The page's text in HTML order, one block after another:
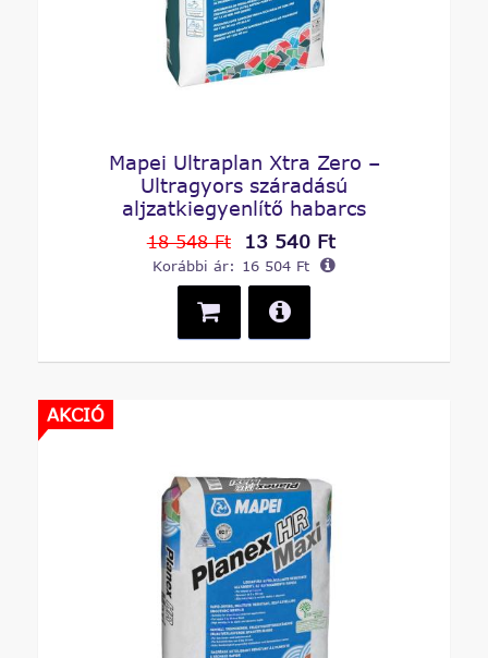
Mapei Ultraplan Xtra Zero –
Ultragyors száradású
aljzatkiegyenlítő habarcs
18 548 Ft 13 540 Ft
Korábbi ár: 16 504 Ft
AKCIÓ